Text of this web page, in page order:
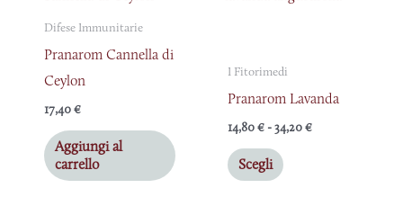
Difese Immunitarie
Pranarom Cannella di
Ceylon
17,40€
Aggiungi al
carrello
I Fitorimedi
Pranarom Lavanda
14,80€ -34,20€
Scegli
più
varianti.
Le